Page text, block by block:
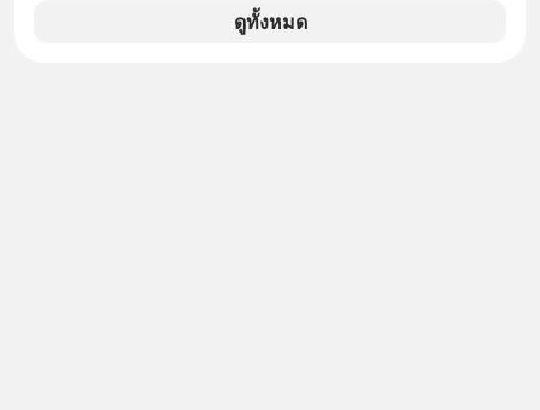
นำ ThaiLLM มาใช้จริง จะเกิดอะไรขึ้น
กับสังคมไทย ธุรกิจไทย และเศรษฐกิจ
แล้ว คือกลุ่มที่มีโอกาสซื้อซ้ำสูงที่สุด แต่
ดูทั้งหมด